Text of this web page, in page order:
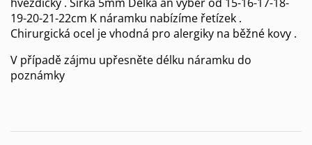
19-20-21-22cm K náramku nabízíme řetízek .
Chirurgická ocel je vhodná pro alergiky na běžné kovy .
V případě zájmu upřesněte délku náramku do
poznámky